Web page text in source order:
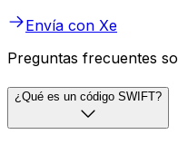
Envía con Xe
Preguntas frecuentes
¿Qué es un código SWIFT?